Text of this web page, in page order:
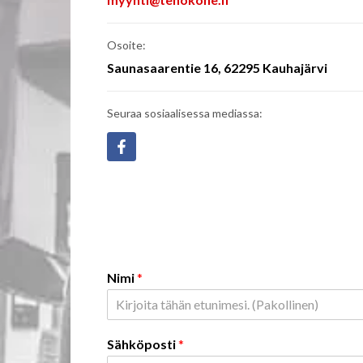
Osoite:
Saunasaarentie 16, 62295 Kauhajärvi
Seuraa sosiaalisessa mediassa:
Nimi*
i
rSähköposti*